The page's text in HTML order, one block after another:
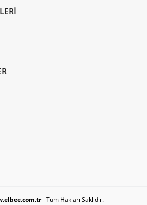
- Tüm Hakları Saklıdır.